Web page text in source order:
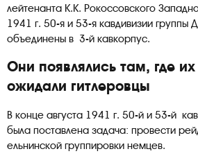
лейтенанта К.К. Рокоссовского
1941 г. 50-я и 53-я кавдивизии группы
объединены в 3-й кавкорпус.
Они появлялись там, где
ожидали гитлеровцы
В конце августа 1941 г. 50-й и 53-й
была поставлена задача: провести
ельнинской группировки немцев.